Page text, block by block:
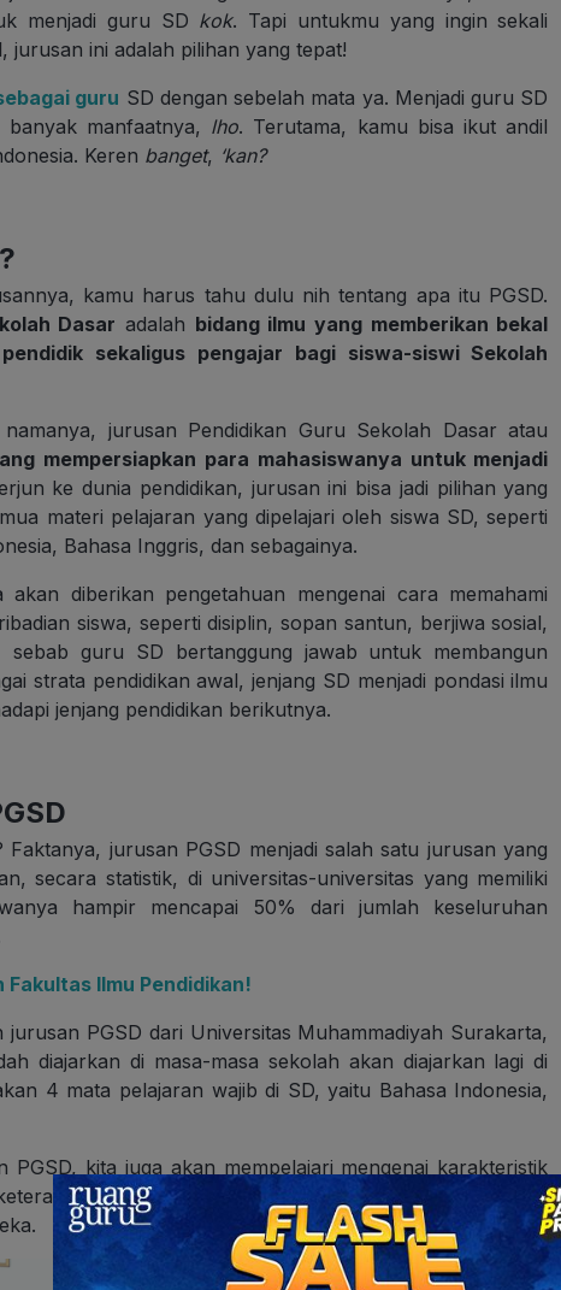
menjadi guru SD kok. Tapi untukmu yang ingin sekali
jurusan ini adalah pilihan yang tepat!
guru SD dengan sebelah mata ya. Menjadi guru SD
manfaatnya, lho. Terutama, kamu bisa ikut andil
Keren banget, ‘kan?
kamu harus tahu dulu nih tentang apa itu PGSD.
Dasar adalah bidang ilmu yang memberikan bekal
sekaligus pengajar bagi siswa-siswi Sekolah
jurusan Pendidikan Guru Sekolah Dasar atau
mempersiapkan para mahasiswanya untuk menjadi
ke dunia pendidikan, jurusan ini bisa jadi pilihan yang
materi pelajaran yang dipelajari oleh siswa SD, seperti
Bahasa Inggris, dan sebagainya.
diberikan pengetahuan mengenai cara memahami
siswa, seperti disiplin, sopan santun, berjiwa sosial,
sebab guru SD bertanggung jawab untuk membangun
strata pendidikan awal, jenjang SD menjadi pondasi ilmu
jenjang pendidikan berikutnya.
jurusan PGSD menjadi salah satu jurusan yang
secara statistik, di universitas-universitas yang memiliki
hampir mencapai 50% dari jumlah keseluruhan
Fakultas Ilmu Pendidikan!
PGSD dari Universitas Muhammadiyah Surakarta,
diajarkan di masa-masa sekolah akan diajarkan lagi di
4 mata pelajaran wajib di SD, yaitu Bahasa Indonesia,
kita juga akan mempelajari mengenai karakteristik
khusus untuk mengajar dan memahamkan